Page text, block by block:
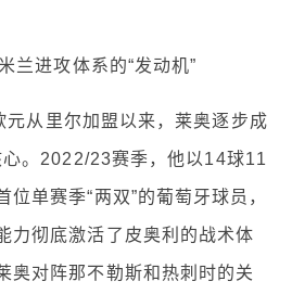
兰进攻体系的“发动机”
从里尔加盟以来，莱奥逐步成
。2022/23赛季，他以14球11
单赛季“两双”的葡萄牙球员，
力彻底激活了皮奥利的战术体
奥对阵那不勒斯和热刺时的关